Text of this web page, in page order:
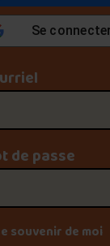
Se
de passe
souvenir de moi